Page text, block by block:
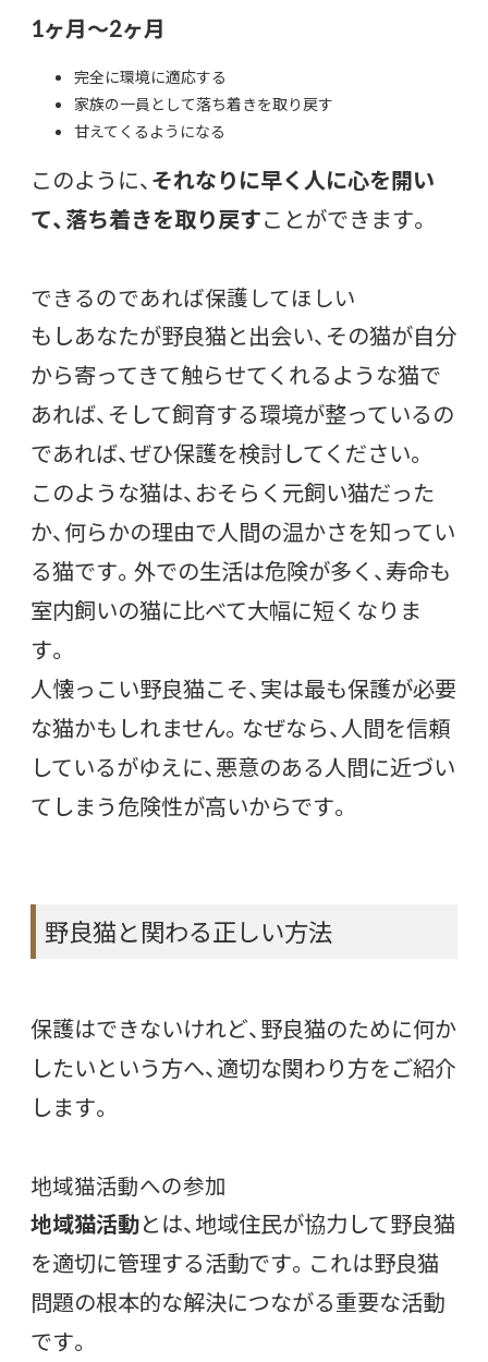
1ヶ月～2ヶ月
完全に環境に適応する
家族の一員として落ち着きを取り戻す
甘えてくるようになる
このように、それなりに早く人に心を開い
て、落ち着きを取り戻すことができます。
できるのであれば保護してほしい
もしあなたが野良猫と出会い、その猫が自分
から寄ってきて触らせてくれるような猫で
あれば、そして飼育する環境が整っているの
であれば、ぜひ保護を検討してください。
このような猫は、おそらく元飼い猫だった
か、何らかの理由で人間の温かさを知ってい
る猫です。外での生活は危険が多く、寿命も
室内飼いの猫に比べて大幅に短くなりま
す。
人懐っこい野良猫こそ、実は最も保護が必要
な猫かもしれません。なぜなら、人間を信頼
しているがゆえに、悪意のある人間に近づい
てしまう危険性が高いからです。
野良猫と関わる正しい方法
保護はできないけれど、野良猫のために何か
したいという方へ、適切な関わり方をご紹介
します。
地域猫活動への参加
地域猫活動とは、地域住民が協力して野良猫
を適切に管理する活動です。これは野良猫
問題の根本的な解決につながる重要な活動
です。